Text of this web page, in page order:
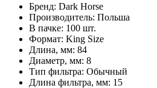
Бренд: Dark Horse
Производитель: Польша
В пачке: 100 шт.
Формат: King Size
Длина, мм: 84
Диаметр, мм: 8
Тип фильтра: Обычный
Длина фильтра, мм: 15